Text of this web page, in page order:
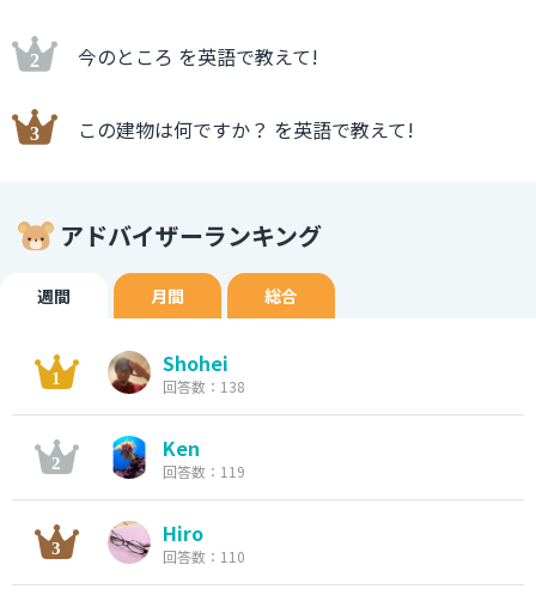
今のところ を英語で教えて!
この建物は何ですか？ を英語で教えて!
アドバイザーランキング
週間 月間 総合
Shohei
回答数：138
Ken
回答数：119
Hiro
回答数：110